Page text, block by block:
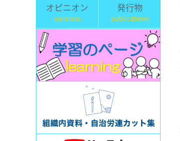
オピニオン
opinions
発行物
publications